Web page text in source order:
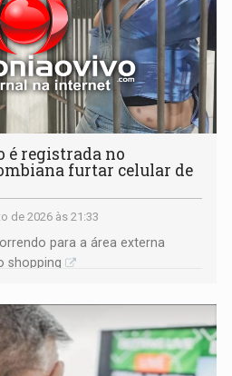
é registrada no
furtar celular de
de 2026 às 21:33
para a área externa
shopping